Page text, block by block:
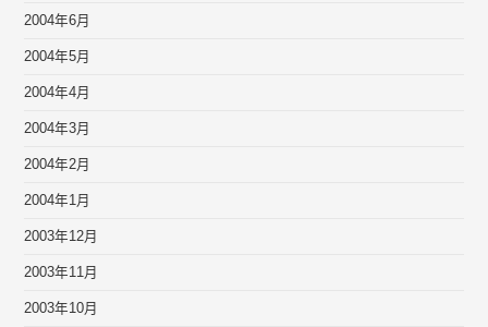
2004年6月
2004年5月
2004年4月
2004年3月
2004年2月
2004年1月
2003年12月
2003年11月
2003年10月